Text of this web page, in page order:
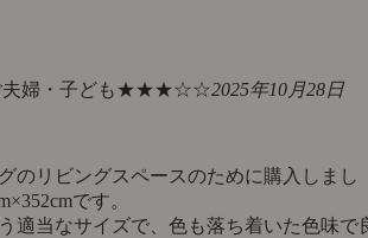
婦・子ども★★★☆☆2025年10月28日
のリビングスペースのために購入しまし
です。
適当なサイズで、色も落ち着いた色味で